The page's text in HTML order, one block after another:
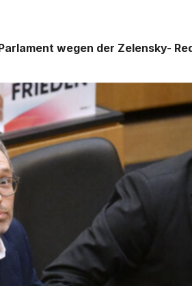
wegen der Zelensky-